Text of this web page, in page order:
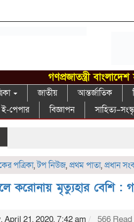
গণপ্রজাতন্ত্রী
জাতীয় আন্তর্জাতিক
ই-পেপার বিজ্ঞাপন
পত্রিকা,টপ নিউজ,প্রথম পাতা,প্রধান
করোনায় মৃত্যুহার বেশি :
21, 2020, 7:42 am 566 Read